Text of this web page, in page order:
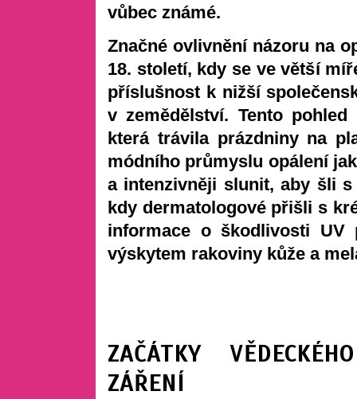
vůbec známé.
Značné ovlivnění názoru na
18. století, kdy se ve větší
příslušnost k nižší
v zemědělství. Tento
která trávila prázdniny na
módního průmyslu opálení
a intenzivněji slunit, aby šli
kdy dermatologové přišli s
informace o škodlivosti
výskytem rakoviny kůže a
ZAČÁTKY
ZÁŘENÍ